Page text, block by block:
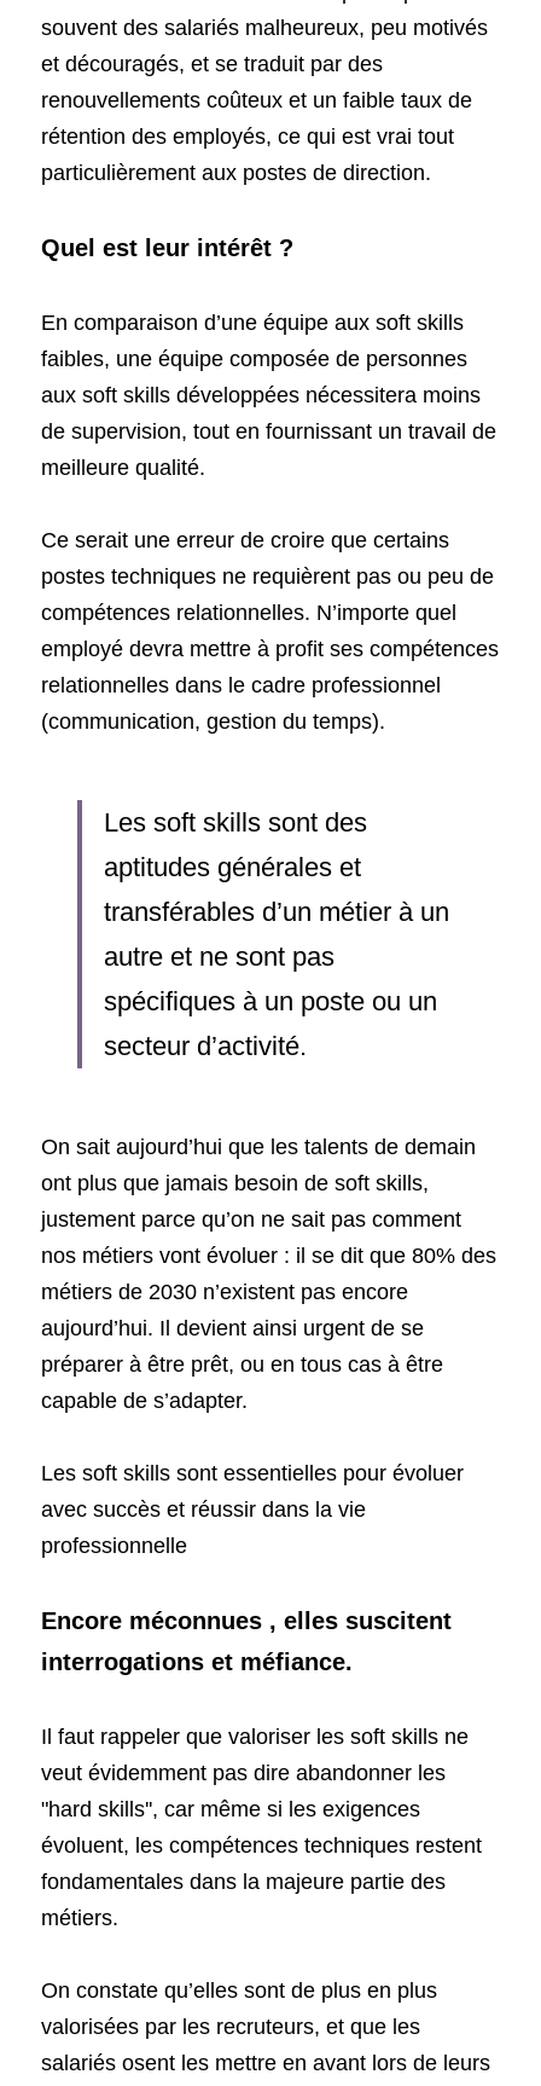
souvent des salariés malheureux, peu motivés
et découragés, et se traduit par des
renouvellements coûteux et un faible taux de
rétention des employés, ce qui est vrai tout
particulièrement aux postes de direction.
Quel est leur intérêt ?
En comparaison d’une équipe aux soft skills
faibles, une équipe composée de personnes
aux soft skills développées nécessitera moins
de supervision, tout en fournissant un travail de
meilleure qualité.
Ce serait une erreur de croire que certains
postes techniques ne requièrent pas ou peu de
compétences relationnelles. N’importe quel
employé devra mettre à profit ses compétences
relationnelles dans le cadre professionnel
(communication, gestion du temps).
Les soft skills sont des
aptitudes générales et
transférables d’un métier à un
autre et ne sont pas
spécifiques à un poste ou un
secteur d’activité.
On sait aujourd’hui que les talents de demain
ont plus que jamais besoin de soft skills,
justement parce qu’on ne sait pas comment
nos métiers vont évoluer : il se dit que 80% des
métiers de 2030 n’existent pas encore
aujourd’hui. Il devient ainsi urgent de se
préparer à être prêt, ou en tous cas à être
capable de s’adapter.
Les soft skills sont essentielles pour évoluer
avec succès et réussir dans la vie
professionnelle
Encore méconnues , elles suscitent
interrogations et méfiance.
Il faut rappeler que valoriser les soft skills ne
veut évidemment pas dire abandonner les
"hard skills'', car même si les exigences
évoluent, les compétences techniques restent
fondamentales dans la majeure partie des
métiers.
On constate qu’elles sont de plus en plus
valorisées par les recruteurs, et que les
salariés osent les mettre en avant lors de leurs